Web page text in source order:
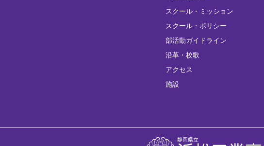
スクール・ミッション
スクール・ポリシー
部活動ガイドライン
沿革・校歌
アクセス
施設